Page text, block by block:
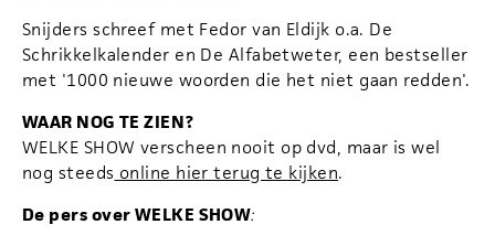
Snijders schreef met Fedor van Eldijk o.a. De
Schrikkelkalender en De Alfabetweter, een bestseller
met '1000 nieuwe woorden die het niet gaan redden'.
WAAR NOG TE ZIEN?
WELKE SHOW verscheen nooit op dvd, maar is wel
nog steeds online hier terug te kijken.
De pers over WELKE SHOW: